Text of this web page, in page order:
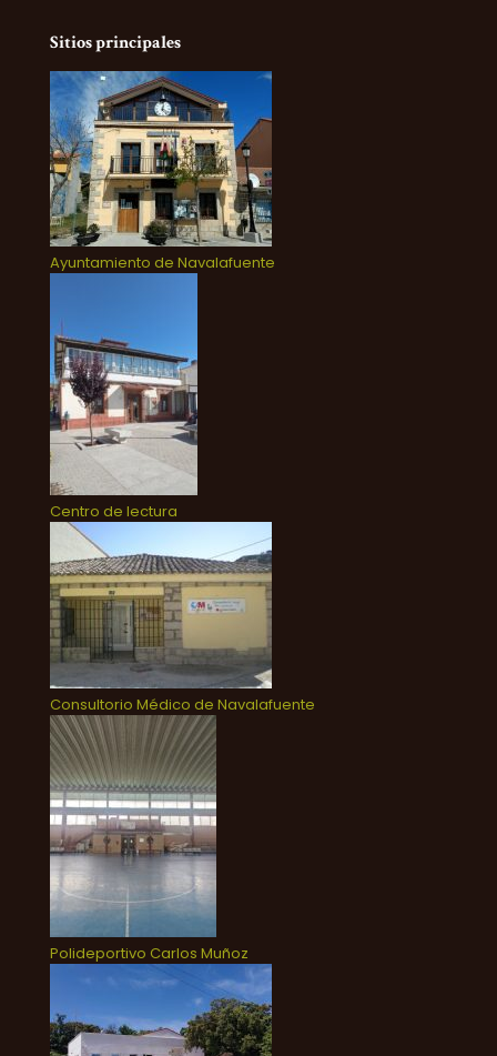
Sitios principales
Ayuntamiento de Navalafuente
Centro de lectura
Consultorio Médico de Navalafuente
Polideportivo Carlos Muñoz